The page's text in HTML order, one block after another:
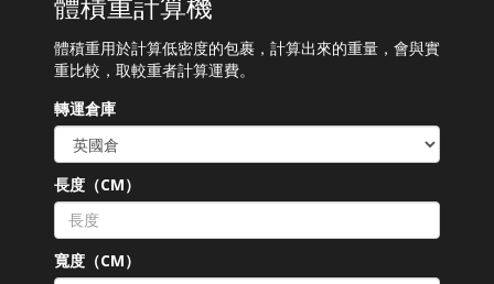
體積重用於計算低密度的包裹，計算出來的重量，會與實
重比較，取較重者計算運費。
轉運倉庫
長度（CM）
寬度（CM）